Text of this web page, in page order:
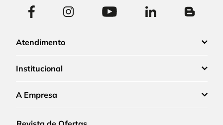
Atendimento
Institucional
A Empresa